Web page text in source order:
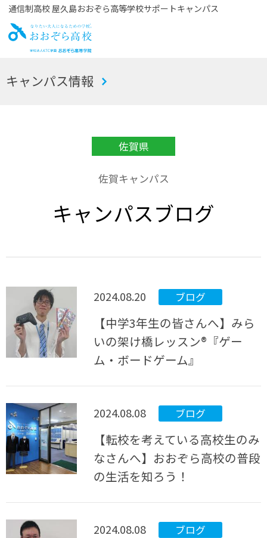
通信制高校 屋久島おおぞら高等学校サポートキャンパス
お
キャンパス情報
佐賀県
佐賀キャンパス
キャンパスブログ
2024.08.20 ブログ
【中学3年生の皆さんへ】みら
いの架け橋レッスン®『ゲー
ム・ボードゲーム』
2024.08.08 ブログ
【転校を考えている高校生のみ
なさんへ】おおぞら高校の普段
の生活を知ろう！
2024.08.08 ブログ